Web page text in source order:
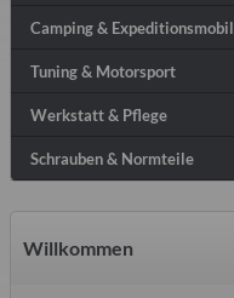
Camping & Expeditionsmobil
Tuning & Motorsport
Werkstatt & Pflege
Schrauben & Normteile
Willkommen